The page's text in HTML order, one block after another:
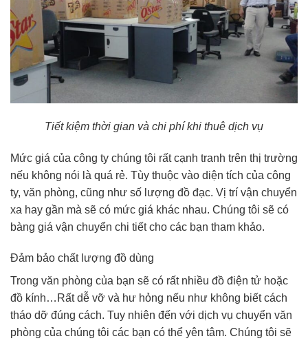
Tiết kiệm thời gian và chi phí khi thuê dịch vụ
Mức giá của công ty chúng tôi rất cạnh tranh trên thị trường
nếu không nói là quá rẻ. Tùy thuộc vào diện tích của công
ty, văn phòng, cũng như số lượng đồ đạc. Vị trí vận chuyển
xa hay gần mà sẽ có mức giá khác nhau. Chúng tôi sẽ có
bàng giá vận chuyển chi tiết cho các bạn tham khảo.
Đảm bảo chất lượng đồ dùng
Trong văn phòng của bạn sẽ có rất nhiều đồ điện tử hoặc
đồ kính…Rất dễ vỡ và hư hỏng nếu như không biết cách
tháo dỡ đúng cách. Tuy nhiên đến với dịch vụ chuyển văn
phòng của chúng tôi các bạn có thể yên tâm. Chúng tôi sẽ